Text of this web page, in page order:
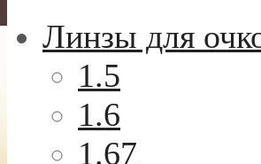
Линзы для
1.5
1.6
1.67